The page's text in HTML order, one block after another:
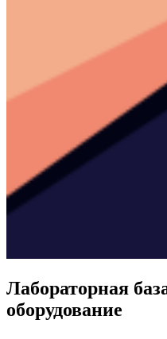
Лабораторная
оборудование